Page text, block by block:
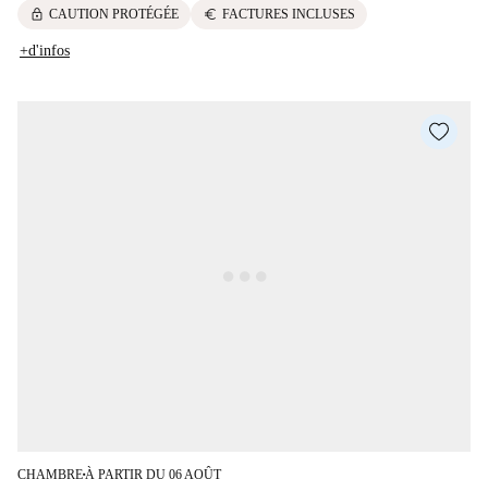
lock CAUTION PROTÉGÉE euro FACTURES INCLUSES
+d'infos
CHAMBRE■À PARTIR DU 06 AOÛT